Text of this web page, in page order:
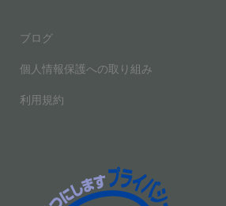
k
ブログ
個人情報保護への取り組み
利用規約